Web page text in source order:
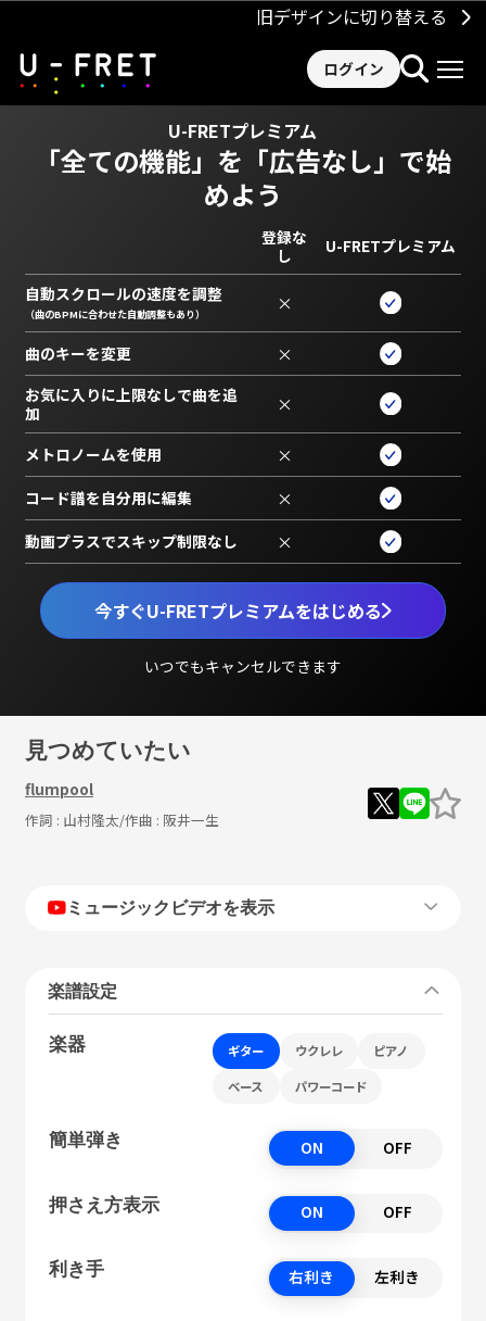
旧デザインに切り替える
ログイン
U-FRETプレミアム
「全ての機能」を 「広告なし」で始
めよう
今すぐU-FRETプレミアムをはじめる
いつでもキャンセルできます
登録な
し
U-FRETプレミアム
自動スクロールの速度を調整
（曲のBPMに合わせた自動調整もあり） ×
曲のキーを変更 ×
お気に入りに上限なしで曲を追
加
×
メトロノームを使用 ×
コード譜を自分用に編集 ×
動画プラスでスキップ制限なし ×
見つめていたい
flumpool
作詞 : 山村隆太/作曲 : 阪井一生
ミュージックビデオを表示
楽譜設定
楽器 ギター ウクレレ ピアノ
ベース パワーコード
簡単弾き ON OFF
押さえ方表示 ON OFF
利き手 右利き 左利き